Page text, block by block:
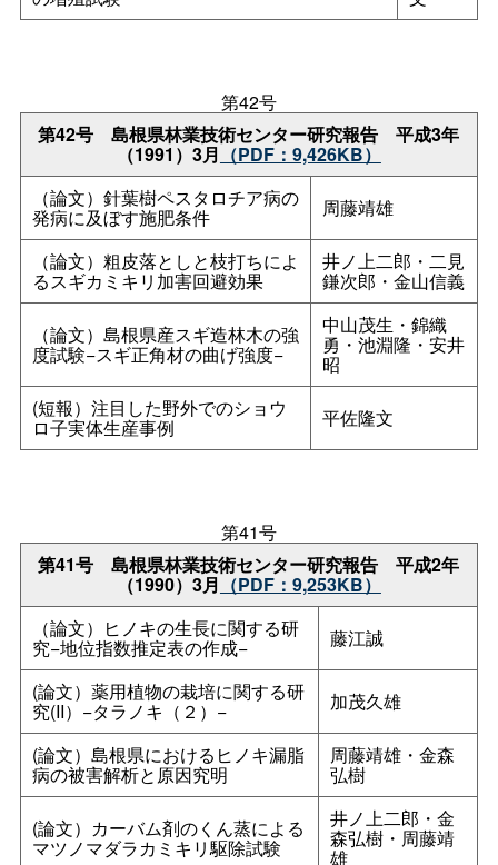
第42号
第42号島根県林業技術センター研究報告平成3年
（1991）3月 （PDF：9,426KB）
（論文）針葉樹ペスタロチア病の
発病に及ぼす施肥条件 周藤靖雄
（論文）粗皮落としと枝打ちによ
るスギカミキリ加害回避効果
井ノ上二郎・二見
鎌次郎・金山信義
（論文）島根県産スギ造林木の強
度試験−スギ正角材の曲げ強度−
中山茂生・錦織
勇・池淵隆・安井
昭
(短報）注目した野外でのショウ
ロ子実体生産事例 平佐隆文
第41号
第41号島根県林業技術センター研究報告平成2年
（1990）3月 （PDF：9,253KB）
（論文）ヒノキの生長に関する研
究−地位指数推定表の作成− 藤江誠
(論文）薬用植物の栽培に関する研
究(II）−タラノキ（２）− 加茂久雄
(論文）島根県におけるヒノキ漏脂
病の被害解析と原因究明
周藤靖雄・金森
弘樹
(論文）カーバム剤のくん蒸による
マツノマダラカミキリ駆除試験
井ノ上二郎・金
森弘樹・周藤靖
雄